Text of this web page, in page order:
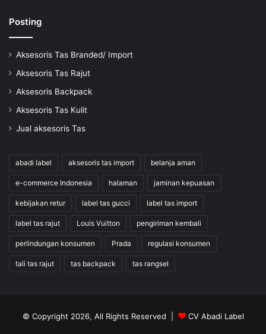
Posting
Aksesoris Tas Branded/ Import
Aksesoris Tas Rajut
Aksesoris Backpack
Aksesoris Tas Kulit
Jual aksesoris Tas
abadi label aksesoris tas import belanja aman
e-commerce Indonesia halaman jaminan kepuasan
kebijakan retur label tas gucci label tas import
label tas rajut Louis Vuitton pengiriman kembali
perlindungan konsumen Prada regulasi konsumen
tali tas rajut tas backpack tas rangsel
© Copyright 2026, All Rights Reserved | CV Abadi Label